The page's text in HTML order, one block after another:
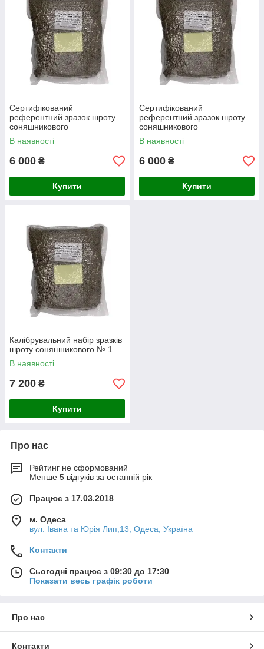
Сертифікований
референтний зразок шроту
соняшникового
CRM.UA.04.003
В наявності
6 000 ₴
Купити
Сертифікований
референтний зразок шроту
соняшникового
CRM.UA.04.004
В наявності
6 000 ₴
Купити
Калібрувальний набір зразків
шроту соняшникового № 1
В наявності
7 200 ₴
Купити
Про нас
Рейтинг не сформований
Менше 5 відгуків за останній рік
Працює з 17.03.2018
м. Одеса
вул. Івана та Юрія Лип,13, Одеса, Україна
Контакти
Сьогодні працює з 09:30 до 17:30
Показати весь графік роботи
Про нас
Контакти